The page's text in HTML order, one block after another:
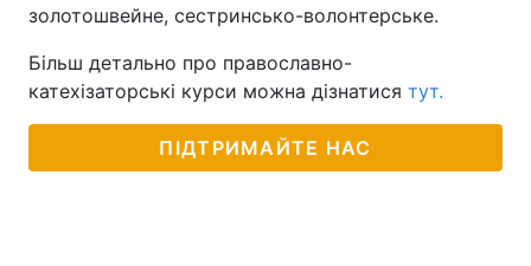
золотошвейне, сестринсько-волонтерське.
Більш детально про православно-
катехізаторські курси можна дізнатися тут.
ПІДТРИМАЙТЕ НАС